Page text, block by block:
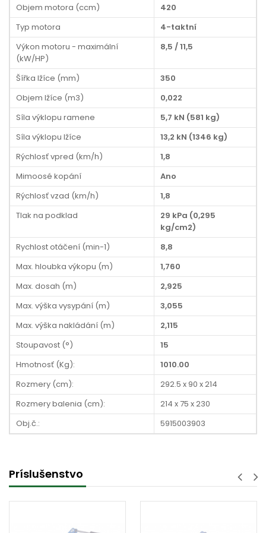
Objem motora (ccm)
420
Typ motora
4-taktní
Výkon motoru - maximální
(kW/HP)
8,5 / 11,5
Šířka lžíce (mm)
350
Objem lžíce (m3)
0,022
Síla výklopu ramene
5,7 kN (581 kg)
Síla výklopu lžíce
13,2 kN (1346 kg)
Rýchlosť vpred (km/h)
1,8
Mimoosé kopání
Ano
Rýchlosť vzad (km/h)
1,8
Tlak na podklad
29 kPa (0,295
kg/cm2)
Rychlost otáčení (min-1)
8,8
Max. hloubka výkopu (m)
1,760
Max. dosah (m)
2,925
Max. výška vysypání (m)
3,055
Max. výška nakládání (m)
2,115
Stoupavost (°)
15
Hmotnosť (Kg):
1010.00
Rozmery (cm):
292.5 x 90 x 214
Rozmery balenia (cm):
214 x 75 x 230
Obj.č.:
5915003903
Príslušenstvo